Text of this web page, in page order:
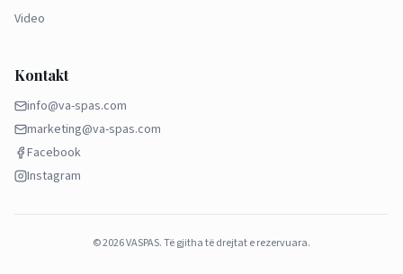
Video
Kontakt
info@va-spas.com
marketing@va-spas.com
Facebook
Instagram
©2026VASPAS.Të gjitha të drejtat e rezervuara.